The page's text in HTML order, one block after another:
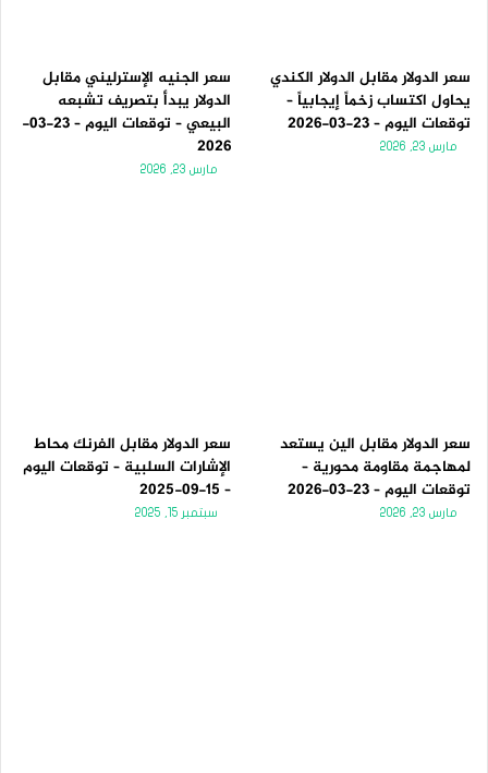
سعر الدولار مقابل الدولار الكندي
يحاول اكتساب زخماً إيجابياً –
توقعات اليوم – 23-03-2026
مارس 23, 2026
سعر الجنيه الإسترليني مقابل
الدولار يبدأ بتصريف تشبعه
البيعي – توقعات اليوم – 23-03-
2026
مارس 23, 2026
سعر الدولار مقابل الين يستعد
لمهاجمة مقاومة محورية –
توقعات اليوم – 23-03-2026
مارس 23, 2026
سعر الدولار مقابل الفرنك محاط
الإشارات السلبية – توقعات اليوم
– 15-09-2025
سبتمبر 15, 2025